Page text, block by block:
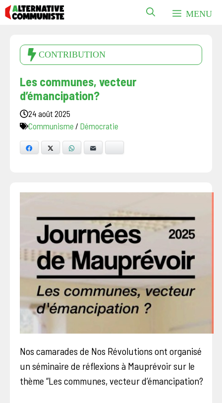
Aller
au
MENU
CONTRIBUTION
Les communes, vecteur
d’émancipation?
24 août 2025
Communisme / Démocratie
Facebook WhatsApp
Nos camarades de Nos Révolutions ont organisé
un séminaire de réflexions à Mauprévoir sur le
thème “Les communes, vecteur d’émancipation?